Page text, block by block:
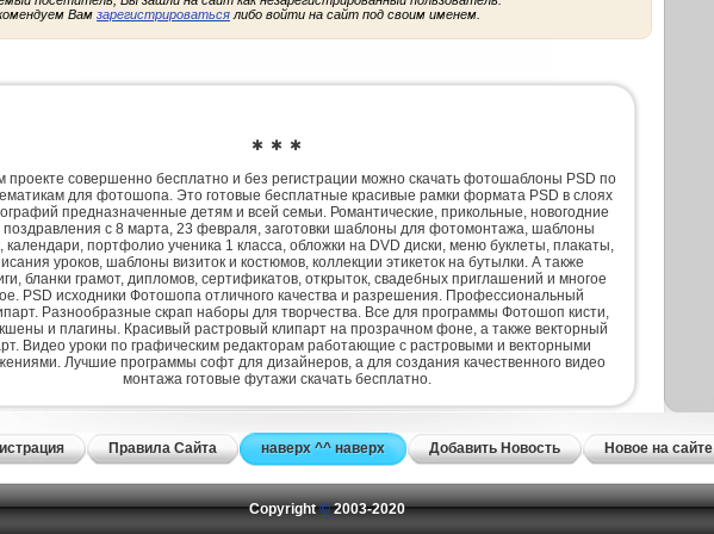
Вам зарегистрироваться либо войти на сайт под своим именем.
✱ ✱ ✱
проекте совершенно бесплатно и без регистрации можно скачать фотошаблоны PSD по
для фотошопа. Это готовые бесплатные красивые рамки формата PSD в слоях
предназначенные детям и всей семьи. Романтические, прикольные, новогодние
поздравления с 8 марта, 23 февраля, заготовки шаблоны для фотомонтажа, шаблоны
календари, портфолио ученика 1 класса, обложки на DVD диски, меню буклеты, плакаты,
уроков, шаблоны визиток и костюмов, коллекции этикеток на бутылки. А также
бланки грамот, дипломов, сертификатов, открыток, свадебных приглашений и многое
PSD исходники Фотошопа отличного качества и разрешения. Профессиональный
Разнообразные скрап наборы для творчества. Все для программы Фотошоп кисти,
и плагины. Красивый растровый клипарт на прозрачном фоне, а также векторный
Видео уроки по графическим редакторам работающие с растровыми и векторными
Лучшие программы софт для дизайнеров, а для создания качественного видео
монтажа готовые футажи скачать бесплатно.
Правила Сайта наверх ^^ наверх Добавить Новость Новое на сайте
Copyright©2003-2020